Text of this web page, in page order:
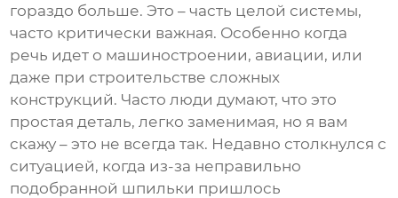
гораздо больше. Это – часть целой системы,
часто критически важная. Особенно когда
речь идет о машиностроении, авиации, или
даже при строительстве сложных
конструкций. Часто люди думают, что это
простая деталь, легко заменимая, но я вам
скажу – это не всегда так. Недавно столкнулся с
ситуацией, когда из-за неправильно
подобранной шпильки пришлось